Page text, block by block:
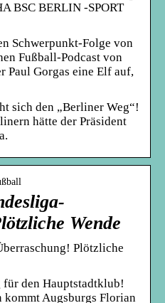
BSC BERLIN -SPORT
Schwerpunkt-Folge von
Fußball-Podcast von
Gorgas eine Elf auf,
sich den „Berliner Weg“!
hätte der Präsident
Wende
Plötzliche
den Hauptstadtklub!
Augsburgs Florian